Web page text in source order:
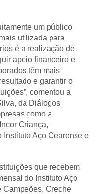
um público
utilizada para
é a realização de
apoio financeiro e
têm mais
e garantir o
comentou a
da Diálogos
como a
Criança,
Instituto Aço Cearense e
que recebem
do Instituto Aço
Campeões, Creche